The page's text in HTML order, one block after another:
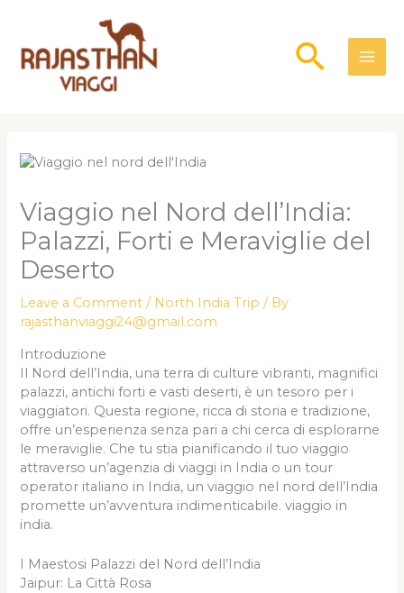
content
Viaggio nel Nord dell’India:
Palazzi, Forti e Meraviglie del
Deserto
Leave a Comment / North India Trip / By
rajasthanviaggi24@gmail.com
Introduzione
Il Nord dell’India, una terra di culture vibranti, magnifici
palazzi, antichi forti e vasti deserti, è un tesoro per i
viaggiatori. Questa regione, ricca di storia e tradizione,
offre un’esperienza senza pari a chi cerca di esplorarne
le meraviglie. Che tu stia pianificando il tuo viaggio
attraverso un’agenzia di viaggi in India o un tour
operator italiano in India, un viaggio nel nord dell’India
promette un’avventura indimenticabile. viaggio in
india.
I Maestosi Palazzi del Nord dell’India
Jaipur: La Città Rosa